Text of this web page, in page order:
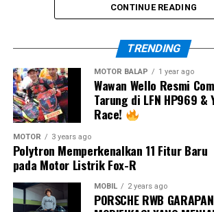
Director of Mobility Solution Bosch
Simanjuntak, menjelaskan bahwa
teknologi otomotif kini tidak lagi hanya
penambahan fitur, tetapi bagaimana
mampu memberikan bantuan yang
yang tepat.
Menurutnya, meningkatnya
membuat teknologi keselamatan aktif
kebutuhan penting untuk mendukung
berbagai kondisi berkendara.
Exclusive Media Day juga menjadi
CONTINUE READING
TRENDING
MOTOR BALAP 1 year ago
Wawan Wello Resmi
Tarung di LFN HP969 &
Race!
MOTOR 3 years ago
Polytron Memperkenalkan 11 Fitur Baru
pada Motor Listrik Fox-R
MOBIL 2 years ago
PORSCHE RWB